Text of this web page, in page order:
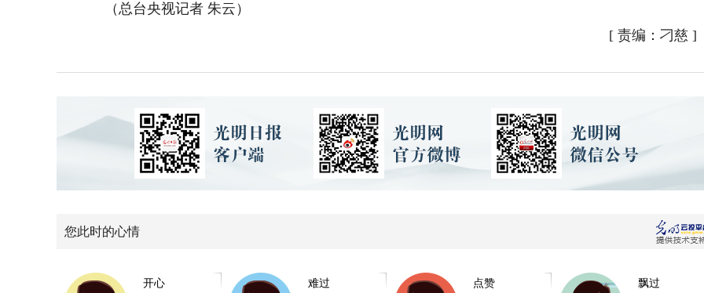
（总台央视记者 朱云）
[ 责编：刁慈 ]
您此时的心情
开心 难过 点赞 飘过